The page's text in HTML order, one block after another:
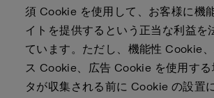
須 Cookie を使用して、お客様に機
イトを提供するという正当な利益を
ています。ただし、機能性 Cookie
ス Cookie、広告 Cookie を使用す
タが収集される前に Cookie の設置